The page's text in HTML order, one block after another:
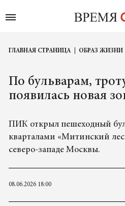
ГЛАВНАЯ СТРАНИЦА ОБРАЗ ЖИЗНИ
По бульварам,
появилась новая
ПИК открыл пешеходный
кварталами «Митинский
северо-западе Москвы.
08.06.2026 18:00